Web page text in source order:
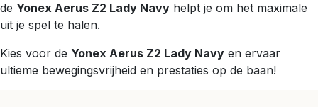
de Yonex Aerus Z2 Lady Navy helpt je om het maximale
uit je spel te halen.
Kies voor de Yonex Aerus Z2 Lady Navy en ervaar
ultieme bewegingsvrijheid en prestaties op de baan!